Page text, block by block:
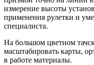
измерение высоты
применения рулетки и
специалиста.
На большом цветном
масштабировать карты,
в работе материалы.